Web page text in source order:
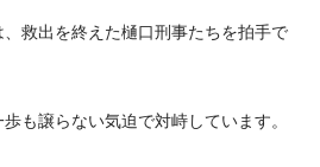
救出を終えた樋口刑事たちを拍手で
も譲らない気迫で対峙しています。